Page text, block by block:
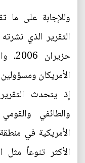
وللإجابة على ما
التقرير الذي
الأمريكان
إذ يتحدث
والطائفي
الأمريكية في
الأكثر تنوعاً مثل